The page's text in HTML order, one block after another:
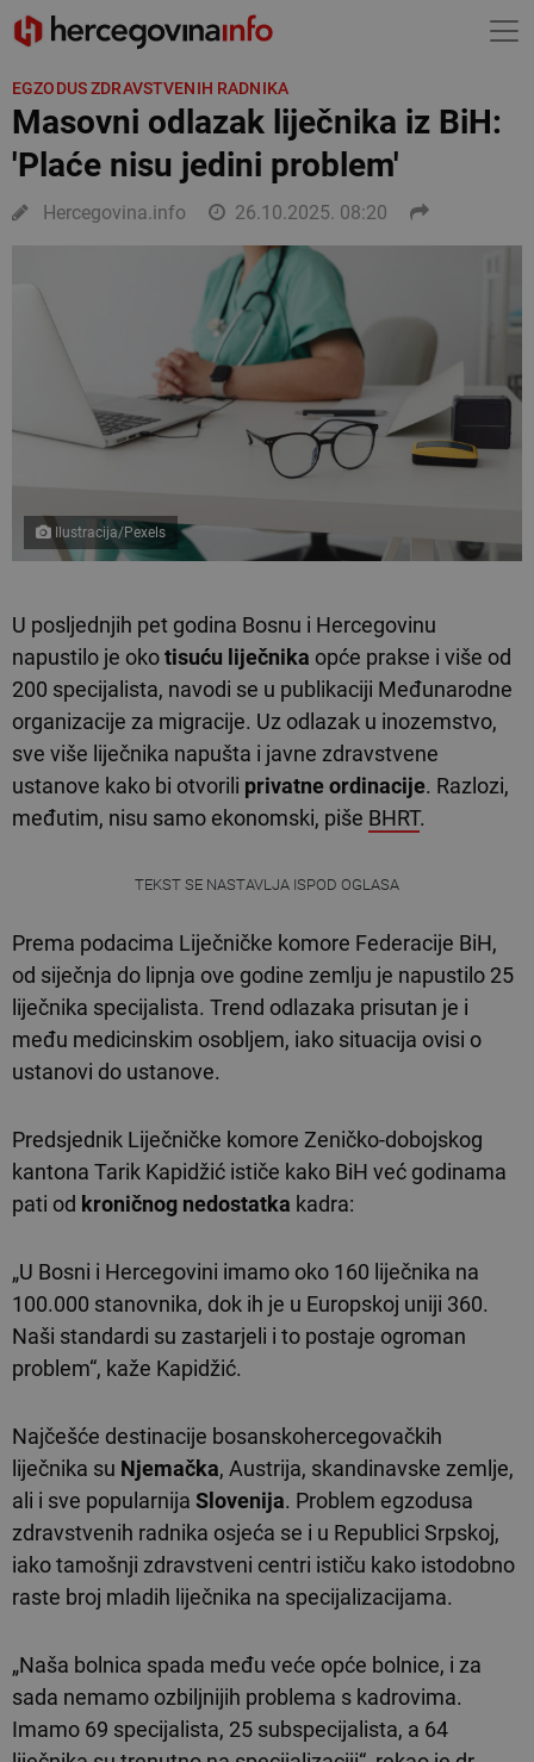
EGZODUS ZDRAVSTVENIH RADNIKA
Masovni odlazak liječnika iz BiH:
'Plaće nisu jedini problem'
Hercegovina.info 26.10.2025. 08:20
Ilustracija/Pexels
U posljednjih pet godina Bosnu i Hercegovinu
napustilo je okotisuću liječnika opće prakse i više od
200 specijalista, navodi se u publikaciji Međunarodne
organizacije za migracije. Uz odlazak u inozemstvo,
sve više liječnika napušta i javne zdravstvene
ustanove kako bi otvorili privatne ordinacije. Razlozi,
međutim, nisu samo ekonomski, piše BHRT.
TEKST SE NASTAVLJA ISPOD OGLASA
Prema podacima Liječničke komore Federacije BiH,
od siječnja do lipnja ove godine zemlju je napustilo 25
liječnika specijalista. Trend odlazaka prisutan je i
među medicinskim osobljem, iako situacija ovisi o
ustanovi do ustanove.
Predsjednik Liječničke komore Zeničko-dobojskog
kantona Tarik Kapidžić ističe kako BiH već godinama
pati od kroničnog nedostatka kadra:
„U Bosni i Hercegovini imamo oko 160 liječnika na
100.000 stanovnika, dok ih je u Europskoj uniji 360.
Naši standardi su zastarjeli i to postaje ogroman
problem“, kaže Kapidžić.
Najčešće destinacije bosanskohercegovačkih
liječnika su Njemačka, Austrija, skandinavske zemlje,
ali i sve popularnija Slovenija. Problem egzodusa
zdravstvenih radnika osjeća se i u Republici Srpskoj,
iako tamošnji zdravstveni centri ističu kako istodobno
raste broj mladih liječnika na specijalizacijama.
„Naša bolnica spada među veće opće bolnice, i za
sada nemamo ozbiljnijih problema s kadrovima.
Imamo 69 specijalista, 25 subspecijalista, a 64